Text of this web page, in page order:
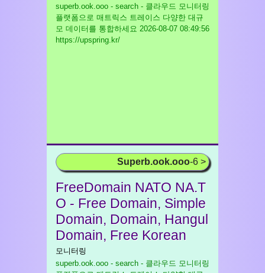
superb.ook.ooo - search - 클라우드 모니터링
플랫폼으로 매트릭스 트레이스 다양한 대규
모 데이터를 통합하세요 2026-08-07 08:49:56
https://upspring.kr/
Superb.ook.ooo-6 >
FreeDomain NATO NA.T
O - Free Domain, Simple
Domain, Domain, Hangul
Domain, Free Korean
모니터링
superb.ook.ooo - search - 클라우드 모니터링